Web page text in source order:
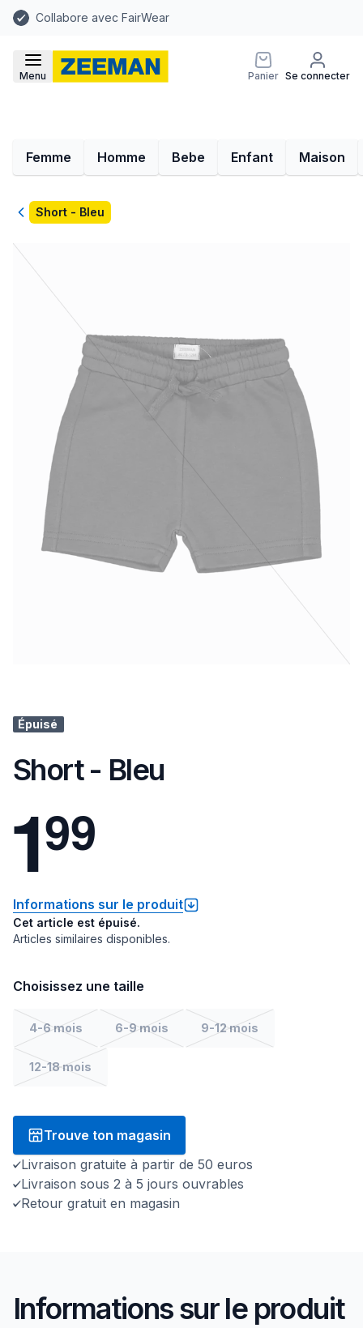
Collabore avec FairWear
Menu Panier Se connecter
Femme Homme Bebe Enfant Maison
RetourShort - Bleu
Épuisé
Short - Bleu
199
Informations sur le produit
Cet article est épuisé.
Articles similaires disponibles.
Choisissez une taille
4-6 mois 6-9 mois 9-12 mois
12-18 mois
Trouve ton magasin
Livraison gratuite à partir de 50 euros
Livraison sous 2 à 5 jours ouvrables
Retour gratuit en magasin
Informations sur le produit